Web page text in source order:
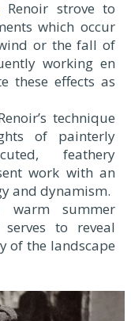
Renoir strove to
which occur
or the fall of
working en
these effects as
technique
of painterly
feathery
work with an
and dynamism.
summer
to reveal
of the landscape